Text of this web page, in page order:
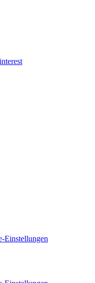
Einstellungen